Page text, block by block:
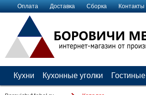
Оплата Доставка Сборка Контакты
Кухни Кухонные уголки Гостиные